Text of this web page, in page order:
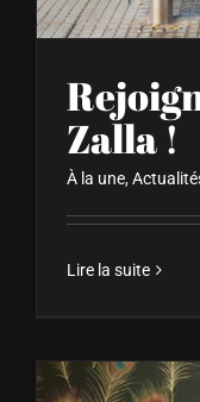
Zalla !
À la une,
Lire la suite